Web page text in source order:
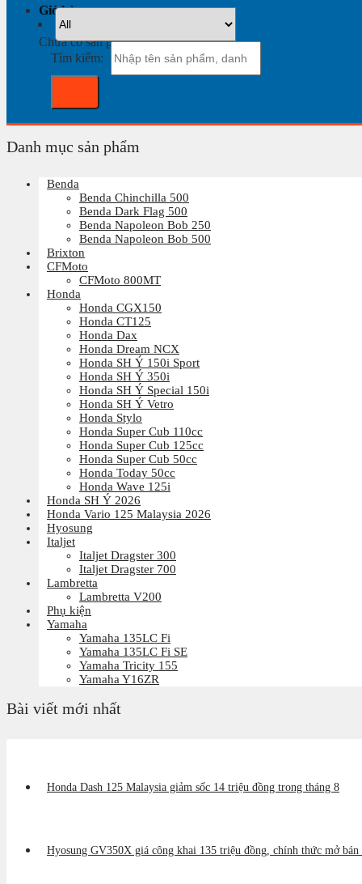
Giỏ hàng
Chưa có sản phẩm trong giỏ hàng.
Tìm kiếm:
Danh mục sản phẩm
Benda
Benda Chinchilla 500
Benda Dark Flag 500
Benda Napoleon Bob 250
Benda Napoleon Bob 500
Brixton
CFMoto
CFMoto 800MT
Honda
Honda CGX150
Honda CT125
Honda Dax
Honda Dream NCX
Honda SH Ý 150i Sport
Honda SH Ý 350i
Honda SH Ý Special 150i
Honda SH Ý Vetro
Honda Stylo
Honda Super Cub 110cc
Honda Super Cub 125cc
Honda Super Cub 50cc
Honda Today 50cc
Honda Wave 125i
Honda SH Ý 2026
Honda Vario 125 Malaysia 2026
Hyosung
Italjet
Italjet Dragster 300
Italjet Dragster 700
Lambretta
Lambretta V200
Phụ kiện
Yamaha
Yamaha 135LC Fi
Yamaha 135LC Fi SE
Yamaha Tricity 155
Yamaha Y16ZR
Bài viết mới nhất
Honda Dash 125 Malaysia giảm sốc 14 triệu đồng trong tháng 8
Hyosung GV350X giá công khai 135 triệu đồng, chính thức mở